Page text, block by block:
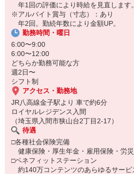
年1回の評価により時給を見直します。
※アルバイト賞与（寸志）：あり
年2回。勤続年数により金額UP。
勤務時間・曜日
6:00〜9:00
6:00〜12:00
どちらか勤務可能な方
週2日〜
シフト制
アクセス・勤務地
JR八高線金子駅より 車で約6分
ロイヤルレジデンス入間
（埼玉県入間市狭山台2丁目2-17）
待遇
□各種社会保険完備
健康保険・厚生年金・雇用保険・労
□ベネフィットステーション
約140万コンテンツのあらゆるサービ